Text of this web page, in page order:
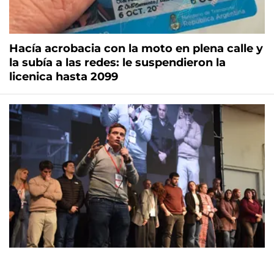
Hacía acrobacia con la moto en plena calle y
la subía a las redes: le suspendieron la
licenica hasta 2099